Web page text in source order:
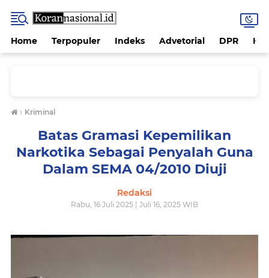
Home Terpopuler Indeks Advetorial DPR
› Kriminal
Batas Gramasi Kepemilikan
Narkotika Sebagai Penyalah Guna
Dalam SEMA 04/2010 Diuji
Redaksi
Rabu, 16 Juli 2025 | Juli 16, 2025 WIB